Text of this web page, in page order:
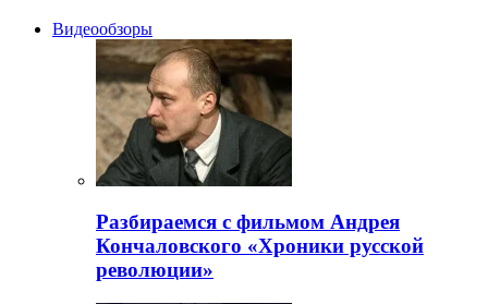
Видеообзоры
Разбираемся с фильмом Андрея
Кончаловского «Хроники русской
революции»